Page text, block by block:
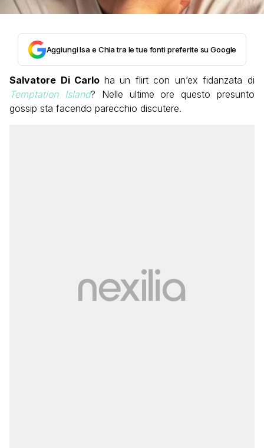
Aggiungi Isa e Chia tra le tue fonti preferite su Google
Salvatore Di Carlo ha un flirt con un’ex fidanzata di
Temptation Island? Nelle ultime ore questo presunto
gossip sta facendo parecchio discutere.